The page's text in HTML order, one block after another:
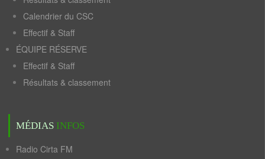
Calendrier du CSC
Effectif & Staff
ÉQUIPE RÉSERVE
Effectif & Staff
Résultats & classement
MÉDIAS INFOS
Radio Cirta FM